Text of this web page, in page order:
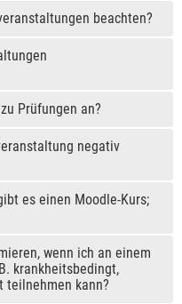
beachten?
Prüfungen an?
negativ
es einen Moodle-Kurs;
wenn ich an einem
krankheitsbedingt,
teilnehmen kann?